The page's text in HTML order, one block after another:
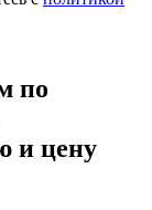
по
и цену